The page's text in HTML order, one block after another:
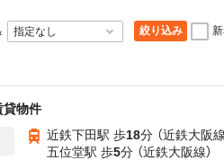
絞り込み
貸物件
近鉄下田駅 歩18分 （近鉄大阪線
五位堂駅 歩5分 （近鉄大阪線）